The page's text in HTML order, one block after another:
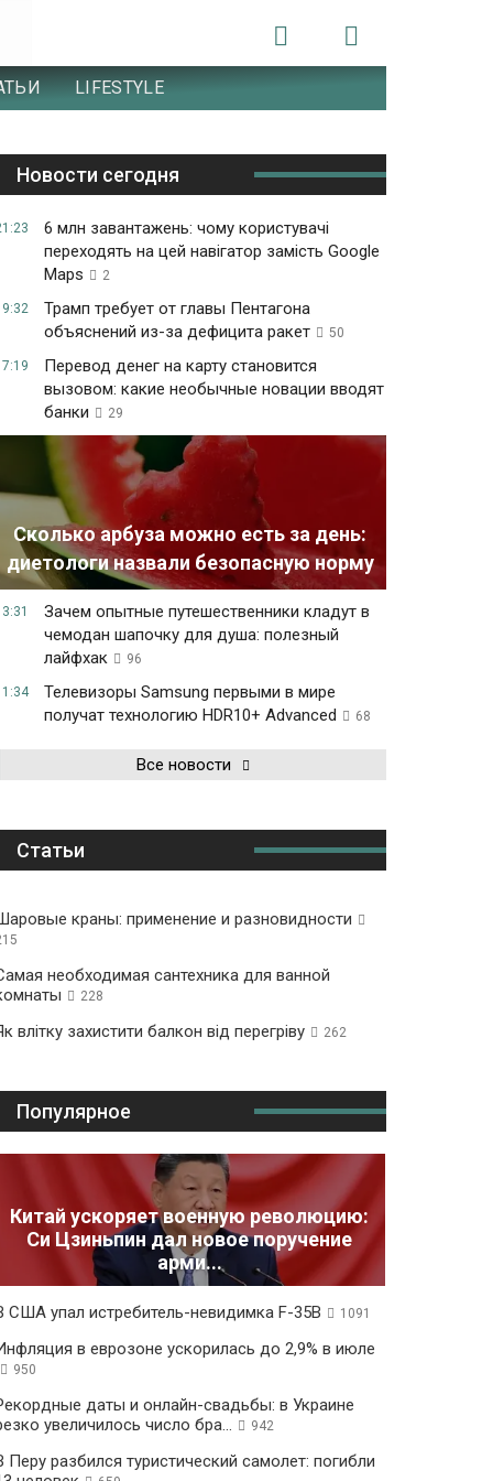
LIFESTYLE
Новости сегодня
6 млн завантажень: чому користувачі
переходять на цей навігатор замість Google
Maps
2
Трамп требует от главы Пентагона
объяснений из-за дефицита ракет
50
Перевод денег на карту становится
вызовом: какие необычные новации вводят
банки
29
Сколько арбуза можно есть за день:
диетологи назвали безопасную норму
Зачем опытные путешественники кладут в
чемодан шапочку для душа: полезный
лайфхак
96
Телевизоры Samsung первыми в мире
получат технологию HDR10+ Advanced
68
Все новости
Статьи
краны: применение и разновидности
необходимая сантехника для ванной
228
влітку захистити балкон від перегріву 262
Популярное
Китай ускоряет военную революцию:
Си Цзиньпин дал новое поручение
арми...
США упал истребитель-невидимка F-35B 1091
в еврозоне ускорилась до 2,9% в июле
950
даты и онлайн-свадьбы: в Украине
увеличилось число бра...
942
Перу разбился туристический самолет: погибли